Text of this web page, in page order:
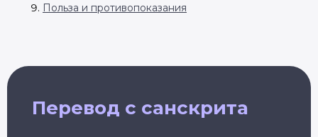
Польза и противопоказания
Перевод с санскрита